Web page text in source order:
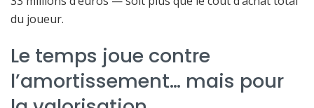
du joueur.
Le temps joue contre
l’amortissement… mais pour